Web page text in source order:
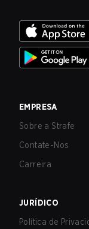
EMPRESA
Sobre a Strafe
Contate-Nos
Carreira
JURÍDICO
Política de